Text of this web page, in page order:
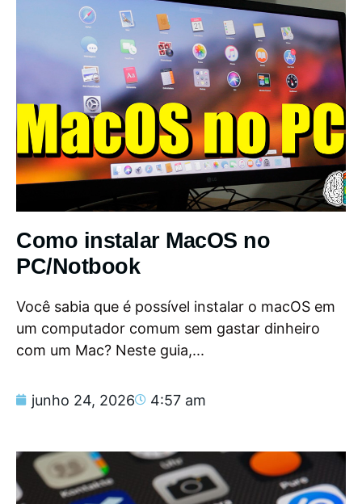
Como instalar MacOS no
PC/Notbook
Você sabia que é possível instalar o macOS em
um computador comum sem gastar dinheiro
com um Mac? Neste guia,...
junho 24, 2026 4:57 am